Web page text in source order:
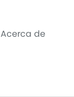
Acerca de